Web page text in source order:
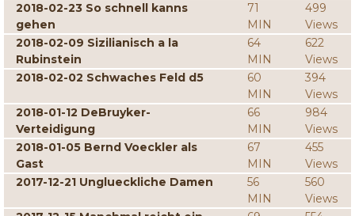
2018-02-23 So schnell kanns
gehen
71
MIN
499
Views
2018-02-09 Sizilianisch a la
Rubinstein
64
MIN
622
Views
2018-02-02 Schwaches Feld d5
60
MIN
394
Views
2018-01-12 DeBruyker-
Verteidigung
66
MIN
984
Views
2018-01-05 Bernd Voeckler als
Gast
67
MIN
455
Views
2017-12-21 Unglueckliche Damen
56
MIN
560
Views